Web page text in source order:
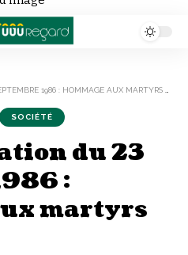
1986 : HOMMAGE AUX MARTYRS TOGOLAIS
SOCIÉTÉ
du 23
:
martyrs